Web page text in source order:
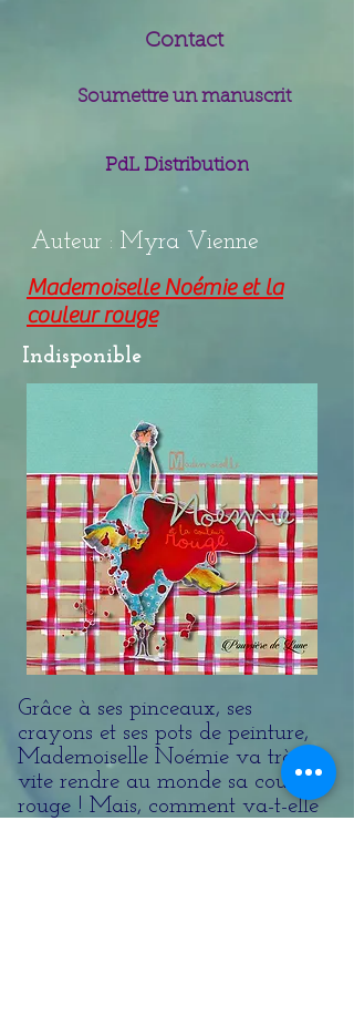
Contact
Soumettre un manuscrit
PdL Distribution
Auteur : Myra Vienne
Mademoiselle Noémie et la
couleur rouge
Indisponible
Grâce à ses pinceaux, ses
crayons et ses pots de peinture,
Mademoiselle Noémie va très
vite rendre au monde sa couleur
rouge ! Mais, comment va-t-elle